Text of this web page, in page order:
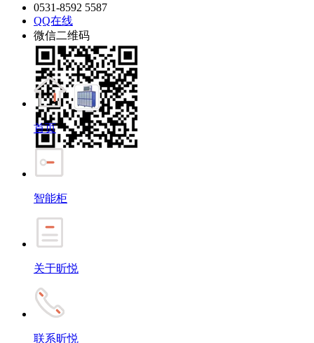
0531-8592 5587
QQ在线
微信二维码
首页
智能柜
关于昕悦
联系昕悦